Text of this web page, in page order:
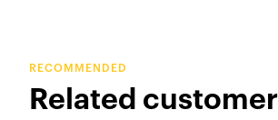
RECOMMENDED
Related customer